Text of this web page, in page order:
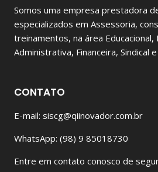
Somos uma empresa prestadora
especializados em Assessoria,
treinamentos, na área Educacional,
Administrativa, Financeira, Sindical
CONTATO
E-mail: siscg@qiinovador.com.br
WhatsApp: (98) 9 85018730
Entre em contato conosco de